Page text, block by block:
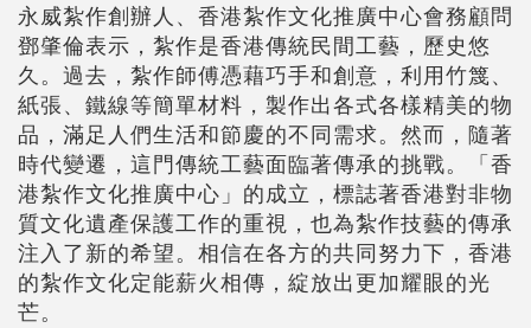
永威紮作創辦人、香港紮作文化推廣中心會務顧問
鄧肇倫表示，紮作是香港傳統民間工藝，歷史悠
久。過去，紮作師傅憑藉巧手和創意，利用竹篾、
紙張、鐵線等簡單材料，製作出各式各樣精美的物
品，滿足人們生活和節慶的不同需求。然而，隨著
時代變遷，這門傳統工藝面臨著傳承的挑戰。「香
港紮作文化推廣中心」的成立，標誌著香港對非物
質文化遺產保護工作的重視，也為紮作技藝的傳承
注入了新的希望。相信在各方的共同努力下，香港
的紮作文化定能薪火相傳，綻放出更加耀眼的光
芒。